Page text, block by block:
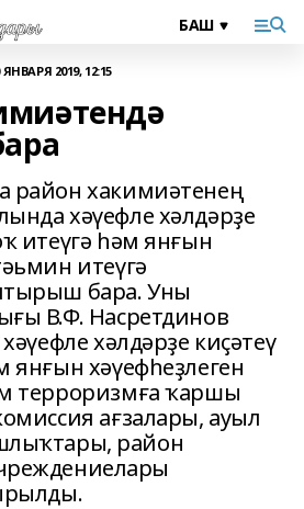
ЯНВАРЯ 2019, 12:15
район хакимиәтенең
хәүефле хәлдәрҙе
итеүгә һәм янғын
итеүгә
бара. Уны
В.Ф. Насретдинов
хәлдәрҙе киҫәтеү
хәүефһеҙлеген
терроризмға ҡаршы
ағзалары, ауыл
район